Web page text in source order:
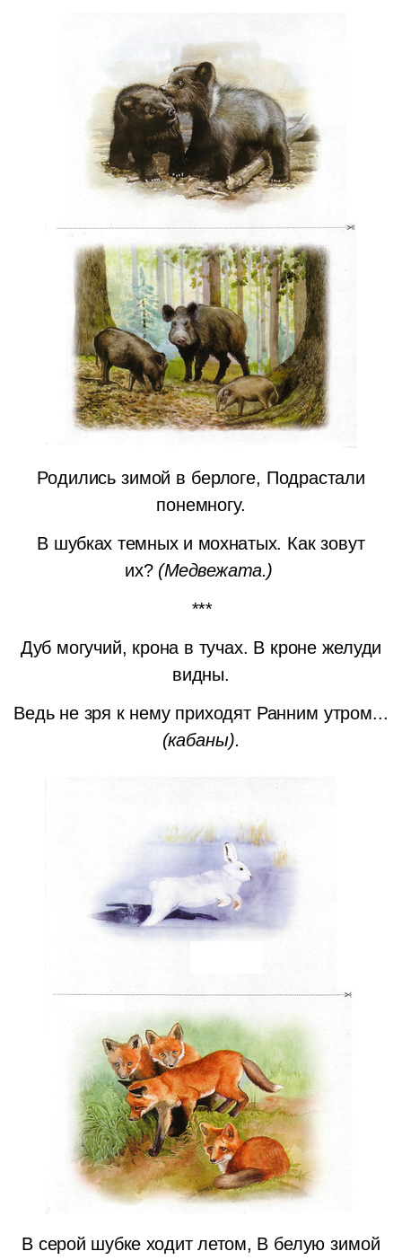
Родились зимой в берлоге, Подрастали
понемногу.
В шубках темных и мохнатых. Как зовут
их? (Медвежата.)
***
Дуб могучий, крона в тучах. В кроне желуди
видны.
Ведь не зря к нему приходят Ранним утром...
(кабаны).
В серой шубке ходит летом, В белую зимой